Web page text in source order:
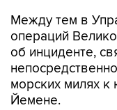
об инциденте,
морских милях к
Йемене.
Сообщение об